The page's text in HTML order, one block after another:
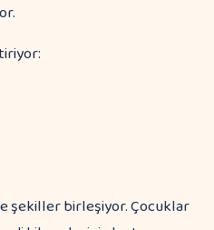
şekiller birleşiyor. Çocuklar